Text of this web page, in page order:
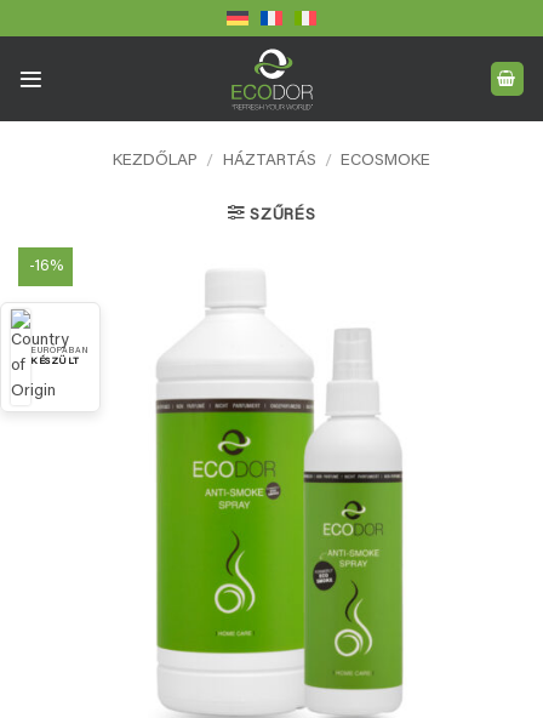
to
KEZDŐLAP / HÁZTARTÁS / ECOSMOKE
SZŰRÉS
-16%
EURÓPÁBAN
KÉSZÜLT